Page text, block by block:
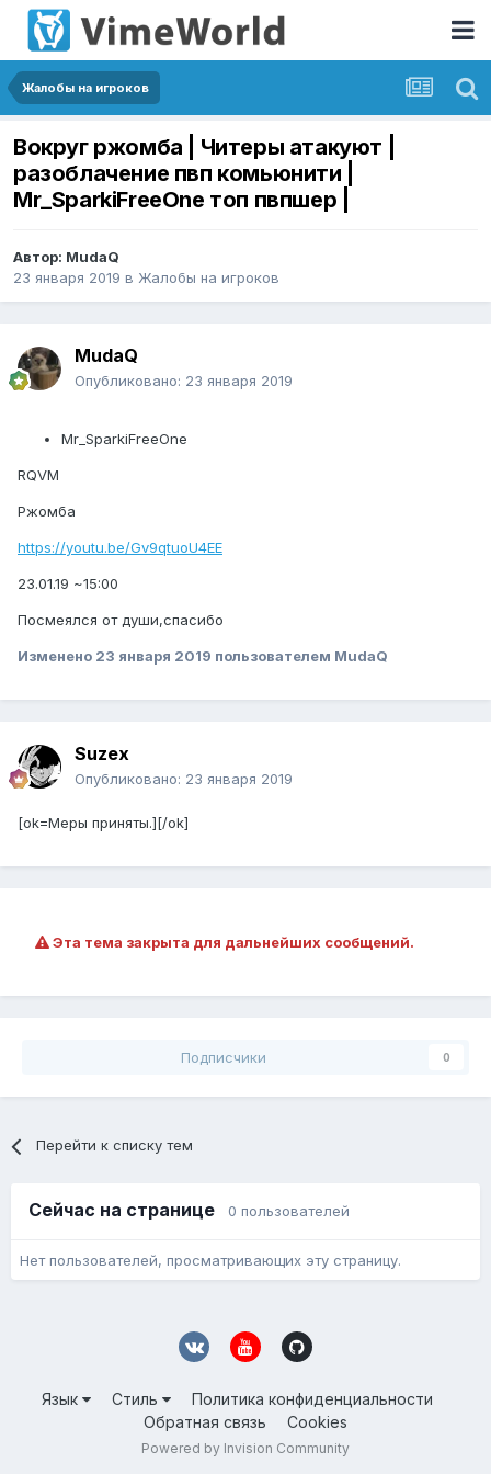
Жалобы на игроков
Вокруг ржомба | Читеры атакуют |
разоблачение пвп комьюнити |
Mr_SparkiFreeOne топ пвпшер |
Автор: MudaQ
23 января 2019 в Жалобы на игроков
MudaQ
Опубликовано: 23 января 2019
Mr_SparkiFreeOne
RQVM
Ржомба
https://youtu.be/Gv9qtuoU4EE
23.01.19 ~15:00
Посмеялся от души,спасибо
Изменено 23 января 2019 пользователем MudaQ
Suzex
Опубликовано: 23 января 2019
[ok=Меры приняты.][/ok]
Эта тема закрыта для дальнейших сообщений.
Подписчики 0
Перейти к списку тем
Сейчас на странице 0 пользователей
Нет пользователей, просматривающих эту страницу.
Язык Стиль
Политика конфиденциальности
Обратная связь
Cookies
Powered by Invision Community